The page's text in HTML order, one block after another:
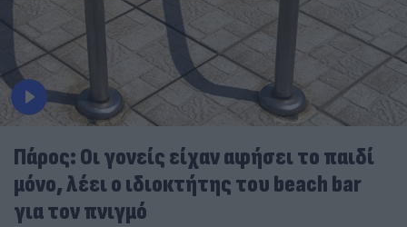
Πάρος: Οι γονείς είχαν αφήσει το παιδί
μόνο, λέει ο ιδιοκτήτης του beach bar
για τον πνιγμό